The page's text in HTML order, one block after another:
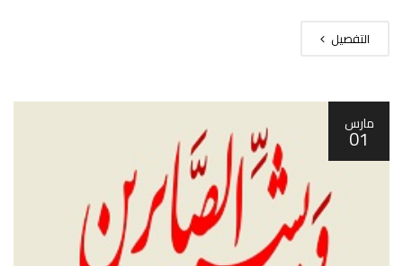
التفصيل
مارس
01